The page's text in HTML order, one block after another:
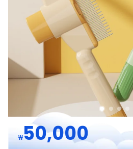
₩50,000